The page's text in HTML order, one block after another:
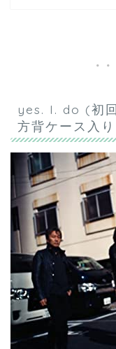
yes. I. do (初
方背ケース入